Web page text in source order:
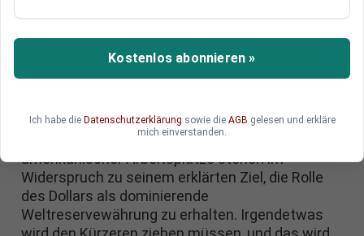
Krypto den Dollar retten?
Die aggressive Handelsstrategie von US-
Präsident Donald Trump wird bald auf einen
Verhängung von Zöllen und die Ablehnung des
Multilateralismus im Namen des Schutzes
amerikanischer Arbeitsplätze stehen im
Widerspruch zu seinem erklärten Ziel, die Rolle
des Dollars als dominierende
Weltreservewährung zu erhalten. Irgendetwas
Kostenlos abonnieren »
Ich habe die Datenschutzerklärung sowie die AGB gelesen und erkläre
mich einverstanden.